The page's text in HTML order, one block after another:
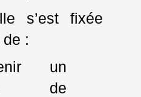
s’est fixée
:
un
de